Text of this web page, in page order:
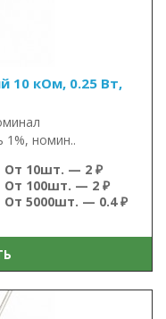
10 кОм, 0.25 Вт,
1%, номин..
От 10шт. — 2 ₽
От 100шт. — 2 ₽
От 5000шт. — 0.4 ₽